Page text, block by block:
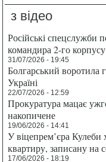
з відео
Російські спецслужби
командира 2-го
31/07/2026 - 19:45
Болгарський воротила
Україні
22/07/2026 - 12:59
Прокуратура мацає
накопичене
19/06/2026 - 14:41
У віцепрем’єра Кулеби
квартиру, записану на
17/06/2026 - 18:19